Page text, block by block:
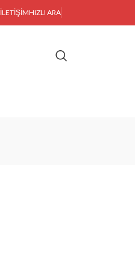
İLETIŞIMHIZLI ARA